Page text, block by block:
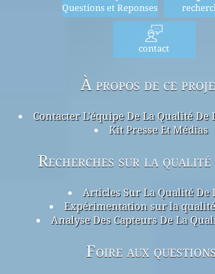
Questions et Reponses
contact
À propos de ce
Contacter L'équipe De La Qualité
Kit Presse Et Médias
Recherches sur la
Articles Sur La Qualité De
Expérimentation sur la
Analyse Des Capteurs De La
Foire aux questions